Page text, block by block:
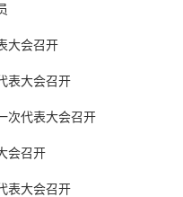
大会召开
表大会召开
次代表大会召开
会召开
表大会召开